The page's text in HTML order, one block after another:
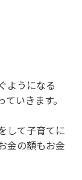
ようになる
いきます。
して子育てに
金の額もお金